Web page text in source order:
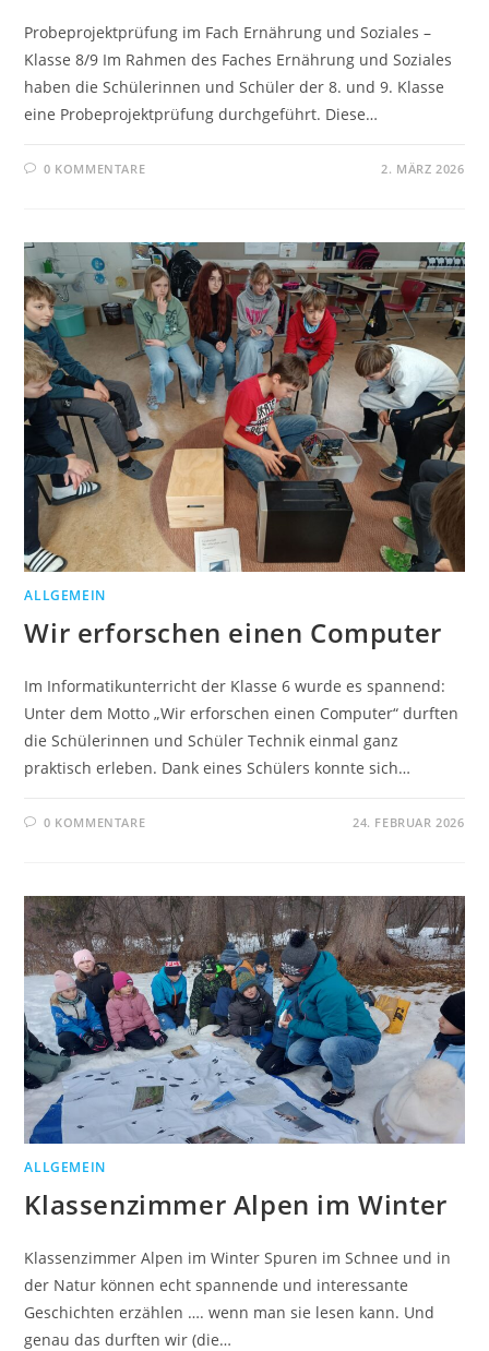
Probeprojektprüfung im Fach Ernährung und Soziales –
Klasse 8/9 Im Rahmen des Faches Ernährung und Soziales
haben die Schülerinnen und Schüler der 8. und 9. Klasse
eine Probeprojektprüfung durchgeführt. Diese…
0 KOMMENTARE 2. MÄRZ 2026
ALLGEMEIN
Wir erforschen einen Computer
Im Informatikunterricht der Klasse 6 wurde es spannend:
Unter dem Motto „Wir erforschen einen Computer“ durften
die Schülerinnen und Schüler Technik einmal ganz
praktisch erleben. Dank eines Schülers konnte sich…
0 KOMMENTARE 24. FEBRUAR 2026
ALLGEMEIN
Klassenzimmer Alpen im Winter
Klassenzimmer Alpen im Winter Spuren im Schnee und in
der Natur können echt spannende und interessante
Geschichten erzählen …. wenn man sie lesen kann. Und
genau das durften wir (die…